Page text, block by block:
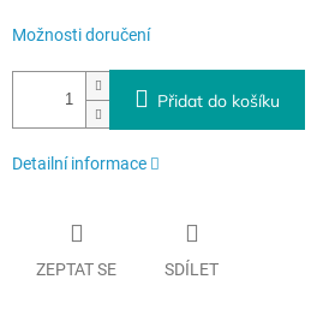
Možnosti doručení
Přidat do košíku
Detailní informace
ZEPTAT SE SDÍLET